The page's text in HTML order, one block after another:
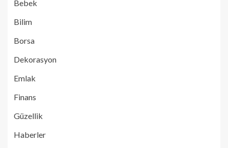
Bebek
Bilim
Borsa
Dekorasyon
Emlak
Finans
Güzellik
Haberler